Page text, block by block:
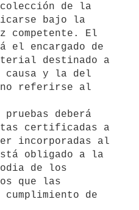
de la
bajo la
competente. El
el encargado de
destinado a
y la del
no referirse al
deberá
certificadas a
incorporadas al
obligado a la
de los
que las
de